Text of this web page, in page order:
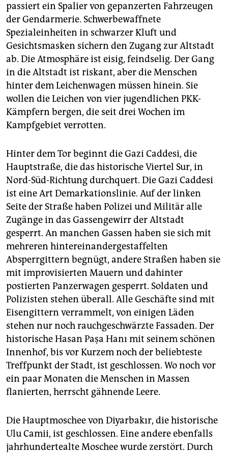
passiert ein Spalier von gepanzerten Fahrzeugen
der Gendarmerie. Schwerbewaffnete
Spezialeinheiten in schwarzer Kluft und
Gesichtsmasken sichern den Zugang zur Altstadt
ab. Die Atmosphäre ist eisig, feindselig. Der Gang
in die Altstadt ist riskant, aber die Menschen
hinter dem Leichenwagen müssen hinein. Sie
wollen die Leichen von vier jugendlichen PKK-
Kämpfern bergen, die seit drei Wochen im
Kampfgebiet verrotten.
Hinter dem Tor beginnt die Gazi Caddesi, die
Hauptstraße, die das historische Viertel Sur, in
Nord-Süd-Richtung durchquert. Die Gazi Caddesi
ist eine Art Demarkationslinie. Auf der linken
Seite der Straße haben Polizei und Militär alle
Zugänge in das Gassengewirr der Altstadt
gesperrt. An manchen Gassen haben sie sich mit
mehreren hintereinandergestaffelten
Absperrgittern begnügt, andere Straßen haben sie
mit improvisierten Mauern und dahinter
postierten Panzerwagen gesperrt. Soldaten und
Polizisten stehen überall. Alle Geschäfte sind mit
Eisengittern verrammelt, von einigen Läden
stehen nur noch rauchgeschwärzte Fassaden. Der
historische Hasan Paşa Hanı mit seinem schönen
Innenhof, bis vor Kurzem noch der beliebteste
Treffpunkt der Stadt, ist geschlossen. Wo noch vor
ein paar Monaten die Menschen in Massen
flanierten, herrscht gähnende Leere.
Die Hauptmoschee von Diyarbakır, die historische
Ulu Camii, ist geschlossen. Eine andere ebenfalls
jahrhundertealte Moschee wurde zerstört. Durch